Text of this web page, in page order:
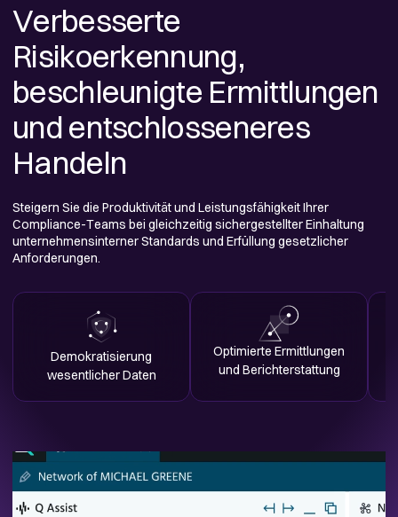
Verbesserte
Risikoerkennung,
beschleunigte Ermittlungen
und entschlosseneres
Handeln
Steigern Sie die Produktivität und Leistungsfähigkeit Ihrer
Compliance-Teams bei gleichzeitig sichergestellter Einhaltung
unternehmensinterner Standards und Erfüllung gesetzlicher
Anforderungen.
Demokratisierung
wesentlicher Daten
Optimierte Ermittlungen
und Berichterstattung
Maximierte
Einnahmequellen
Produktiverer
Kundenservice
Zugriff
auf Daten und
Erkenntnisse
Beschleunigte
Betrugsermittlungen
Gesteigerte Effizienz und
vereinfachte